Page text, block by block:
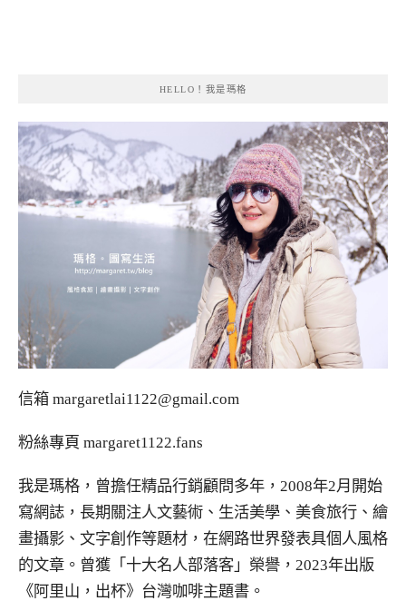
HELLO！我是瑪格
信箱 margaretlai1122@gmail.com
粉絲專頁 margaret1122.fans
我是瑪格，曾擔任精品行銷顧問多年，2008年2月開始
寫網誌，長期關注人文藝術、生活美學、美食旅行、繪
畫攝影、文字創作等題材，在網路世界發表具個人風格
的文章。曾獲「十大名人部落客」榮譽，2023年出版
《阿里山，出杯》台灣咖啡主題書。